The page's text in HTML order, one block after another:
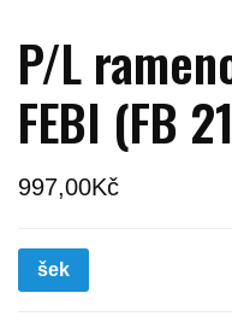
P/L
FEBI (FB
997,00Kč
šek